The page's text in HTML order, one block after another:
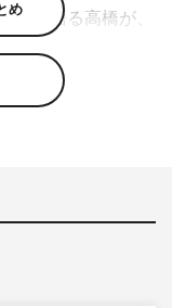
」と語る高橋が、
人金メダリストも
め